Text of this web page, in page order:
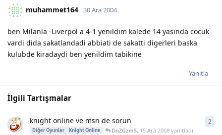
muhammet164 30 Ara 2004
ben Milanla -Liverpol a 4-1 yenildim kalede 14 yasinda cocuk
vardi dida sakatlandadi abbiati de sakatti digerleri baska
kulubde kiradaydi ben yenildim tabikine
Yanıtla
İlgili Tartışmalar
knight online ve msn de sorun
Diğer Oyunlar Knight Online DnZGzmS, 15 Ara 2008yanıtladı
2